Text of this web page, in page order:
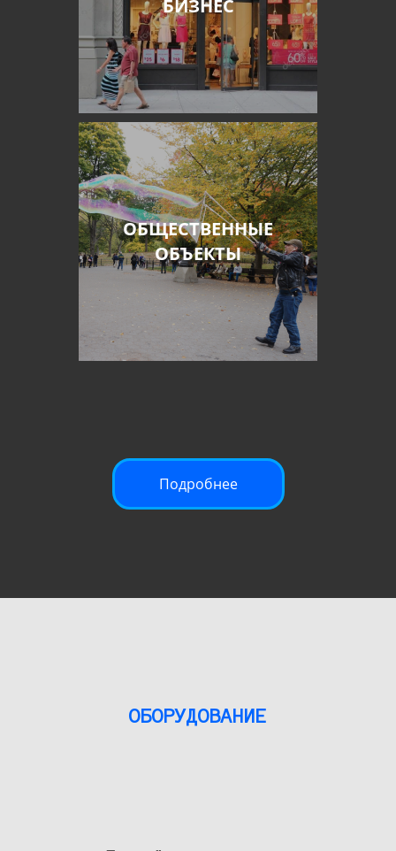
БИЗНЕС
ОБЩЕСТВЕННЫЕ
ОБЪЕКТЫ
Подробнее
ОБОРУДОВАНИЕ